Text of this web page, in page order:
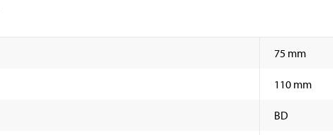
75 mm
110 mm
BD